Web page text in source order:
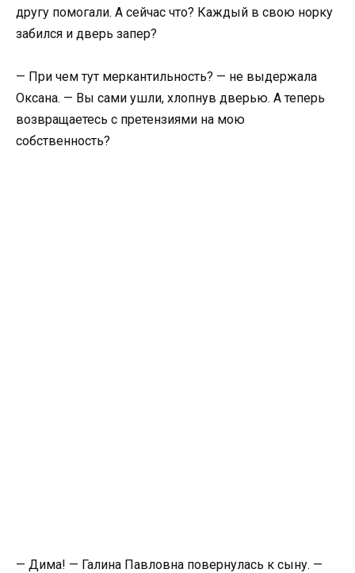
другу помогали. А сейчас что? Каждый в свою норку
забился и дверь запер?
— При чем тут меркантильность? — не выдержала
Оксана. — Вы сами ушли, хлопнув дверью. А теперь
возвращаетесь с претензиями на мою
собственность?
— Дима! — Галина Павловна повернулась к сыну. —